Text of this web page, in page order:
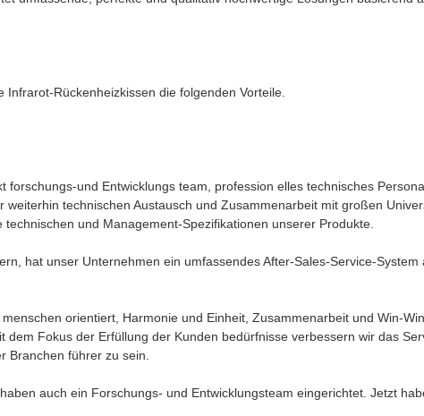
Rückenheizkissen die folgenden Vorteile.
und Entwicklungs team, profession elles technisches
technischen Austausch und Zusammenarbeit mit großen
und Management-Spezifikationen unserer Produkte.
hat unser Unternehmen ein umfassendes After-Sales-Service-
orientiert, Harmonie und Einheit, Zusammenarbeit und Win-
Fokus der Erfüllung der Kunden bedürfnisse verbessern wir das
Branchen führer zu sein.
auch ein Forschungs- und Entwicklungsteam eingerichtet. Jetzt